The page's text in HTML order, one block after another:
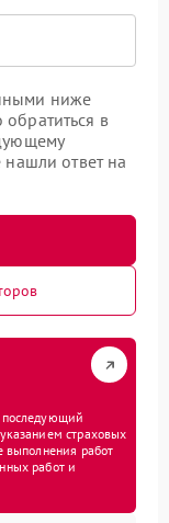
ниже
в
нашли ответ на
последующий
страховых
выполнения работ
работ и